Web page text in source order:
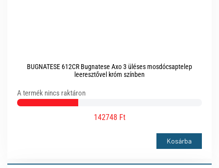
BUGNATESE 612CR Bugnatese Axo 3 üléses mosdócsaptelep
leeresztővel króm színben
A termék nincs raktáron
142748 Ft
Kosárba